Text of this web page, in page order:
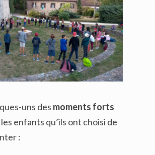
uns des moments forts
enfants qu’ils ont choisi de
: